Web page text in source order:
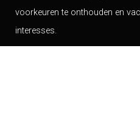
voorkeuren te onthouden en
interesses.